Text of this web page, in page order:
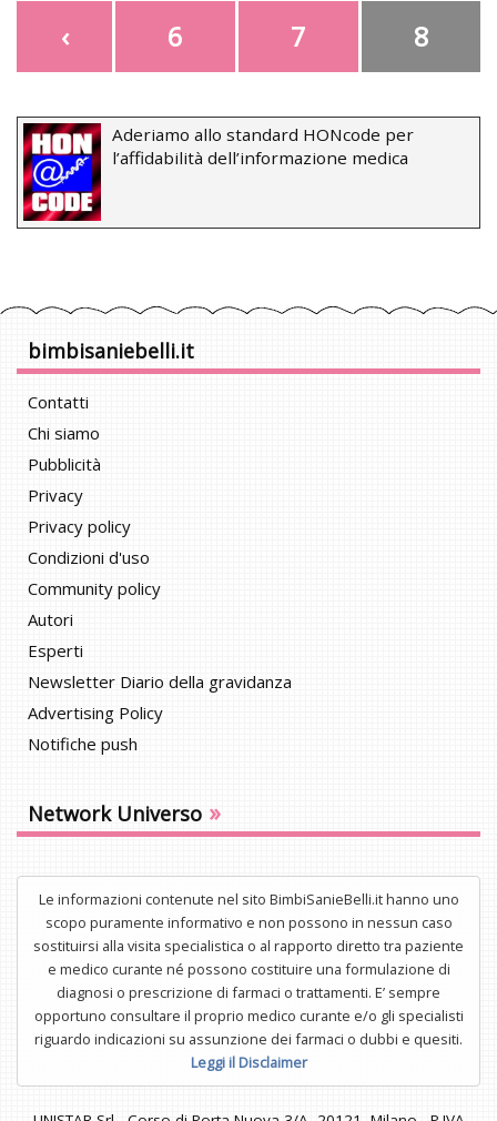
‹ 6 7 8
Aderiamo allo standard HONcode per
l’affidabilità dell’informazione medica
bimbisaniebelli.it
Contatti
Chi siamo
Pubblicità
Privacy
Privacy policy
Condizioni d'uso
Community policy
Autori
Esperti
Newsletter Diario della gravidanza
Advertising Policy
Notifiche push
Network Universo »
Le informazioni contenute nel sito BimbiSanieBelli.it hanno uno
scopo puramente informativo e non possono in nessun caso
sostituirsi alla visita specialistica o al rapporto diretto tra paziente
e medico curante né possono costituire una formulazione di
diagnosi o prescrizione di farmaci o trattamenti. E’ sempre
opportuno consultare il proprio medico curante e/o gli specialisti
riguardo indicazioni su assunzione dei farmaci o dubbi e quesiti.
Leggi il Disclaimer